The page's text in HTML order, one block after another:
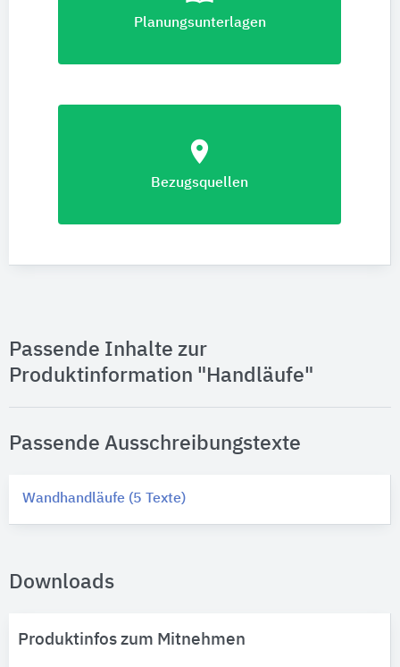
Planungsunterlagen
location_on
Bezugsquellen
Passende Inhalte zur
Produktinformation "Handläufe"
Passende Ausschreibungstexte
Wandhandläufe (5 Texte)
Downloads
Produktinfos zum Mitnehmen